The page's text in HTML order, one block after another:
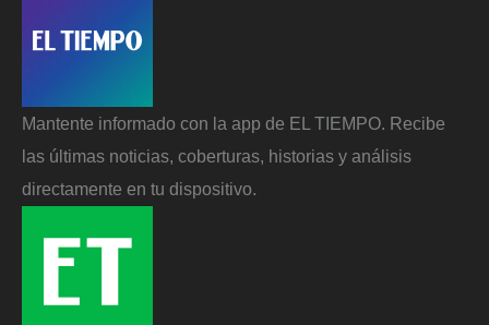
Mantente informado con la app de EL TIEMPO. Recibe
las últimas noticias, coberturas, historias y análisis
directamente en tu dispositivo.